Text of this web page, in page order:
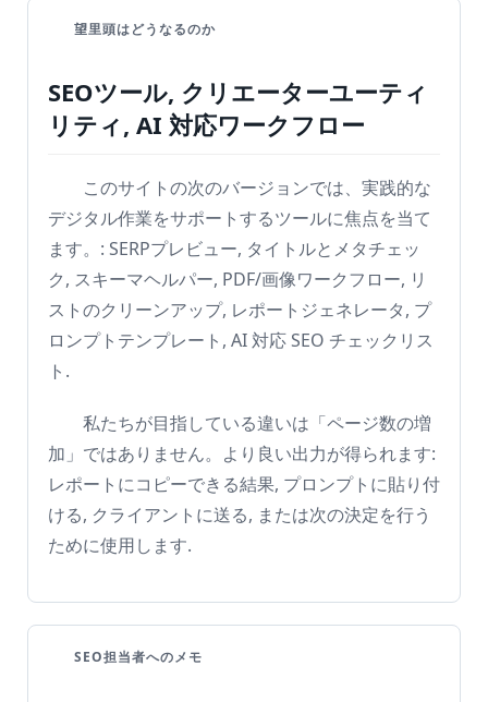
望里頭はどうなるのか
SEOツール, クリエーターユーティ
リティ, AI 対応ワークフロー
このサイトの次のバージョンでは、実践的な
デジタル作業をサポートするツールに焦点を当て
ます。: SERPプレビュー, タイトルとメタチェッ
ク, スキーマヘルパー, PDF/画像ワークフロー, リ
ストのクリーンアップ, レポートジェネレータ, プ
ロンプトテンプレート, AI 対応 SEO チェックリス
ト.
私たちが目指している違いは「ページ数の増
加」ではありません。より良い出力が得られます:
レポートにコピーできる結果, プロンプトに貼り付
ける, クライアントに送る, または次の決定を行う
ために使用します.
SEO担当者へのメモ